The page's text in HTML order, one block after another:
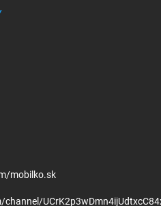
mobilko.sk